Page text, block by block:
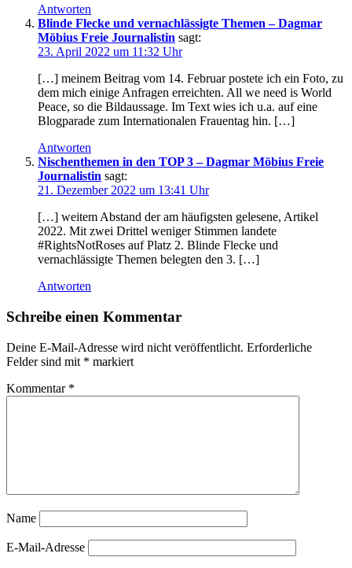
Antworten
Blinde Flecke und vernachlässigte Themen – Dagmar
Möbius Freie Journalistin sagt:
23. April 2022 um 11:32 Uhr
[…] meinem Beitrag vom 14. Februar postete ich ein Foto, zu
dem mich einige Anfragen erreichten. All we need is World
Peace, so die Bildaussage. Im Text wies ich u.a. auf eine
Blogparade zum Internationalen Frauentag hin. […]
Antworten
Nischenthemen in den TOP 3 – Dagmar Möbius Freie
Journalistin sagt:
21. Dezember 2022 um 13:41 Uhr
[…] weitem Abstand der am häufigsten gelesene, Artikel
2022. Mit zwei Drittel weniger Stimmen landete
#RightsNotRoses auf Platz 2. Blinde Flecke und
vernachlässigte Themen belegten den 3. […]
Antworten
Schreibe einen Kommentar
Deine E-Mail-Adresse wird nicht veröffentlicht. Erforderliche
Felder sind mit * markiert
Kommentar *
Name
E-Mail-Adresse